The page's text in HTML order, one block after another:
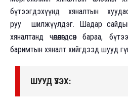
бүтээгдэхүүнд хяналтын
руу шилжүүлдэг. Шадар
хяналтанд чөлөөлөгдсөн бараа,
баримтын хяналт хийгдээд шууд
ШУУД ҮЗЭХ: